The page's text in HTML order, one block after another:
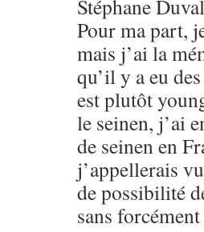
Stéphane
Pour ma part,
mais j’ai la
qu’il y a eu
est plutôt
le seinen, j’ai
de seinen en
j’appellerais
de possibilité
sans